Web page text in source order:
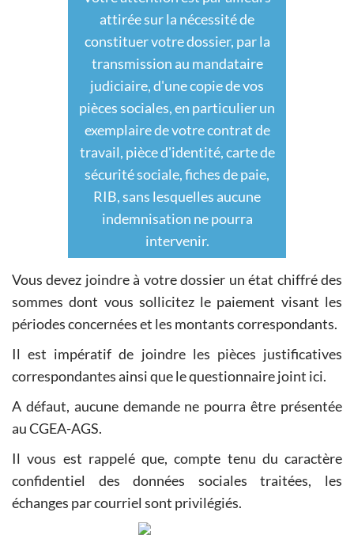
attirée sur la nécessité de
constituer votre dossier, par la
transmission au mandataire
judiciaire, d'une copie de vos
pièces sociales, en particulier un
exemplaire de votre contrat de
travail, pièce d'identité, carte de
sécurité sociale, fiches de paie,
RIB, sans lesquelles aucune
indemnisation ne pourra
intervenir.
Vous devez joindre à votre dossier un état chiffré des
sommes dont vous sollicitez le paiement visant les
périodes concernées et les montants correspondants.
Il est impératif de joindre les pièces justificatives
correspondantes ainsi que le questionnaire joint ici.
A défaut, aucune demande ne pourra être présentée
au CGEA-AGS.
Il vous est rappelé que, compte tenu du caractère
confidentiel des données sociales traitées, les
échanges par courriel sont privilégiés.